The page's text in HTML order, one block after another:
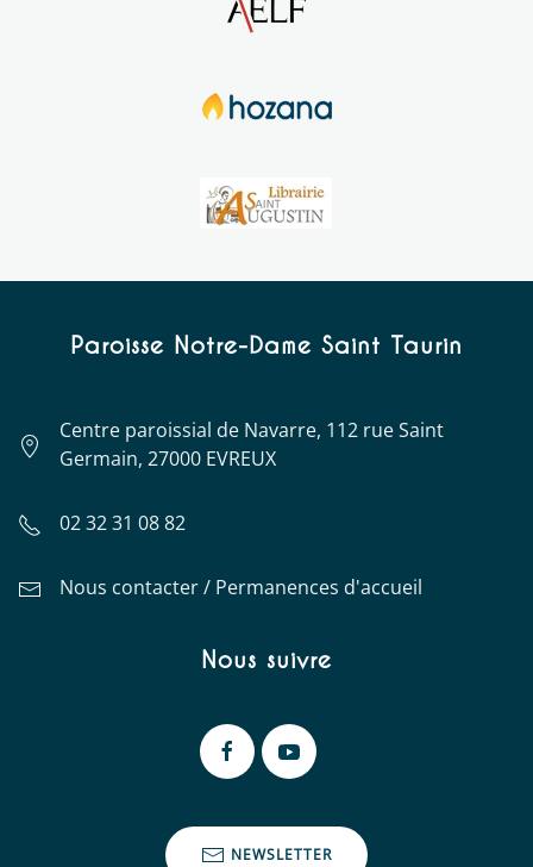
Paroisse Notre-Dame Saint Taurin
Centre paroissial de Navarre, 112 rue Saint
Germain, 27000 EVREUX
02 32 31 08 82
Nous contacter / Permanences d'accueil
Nous suivre
NEWSLETTER